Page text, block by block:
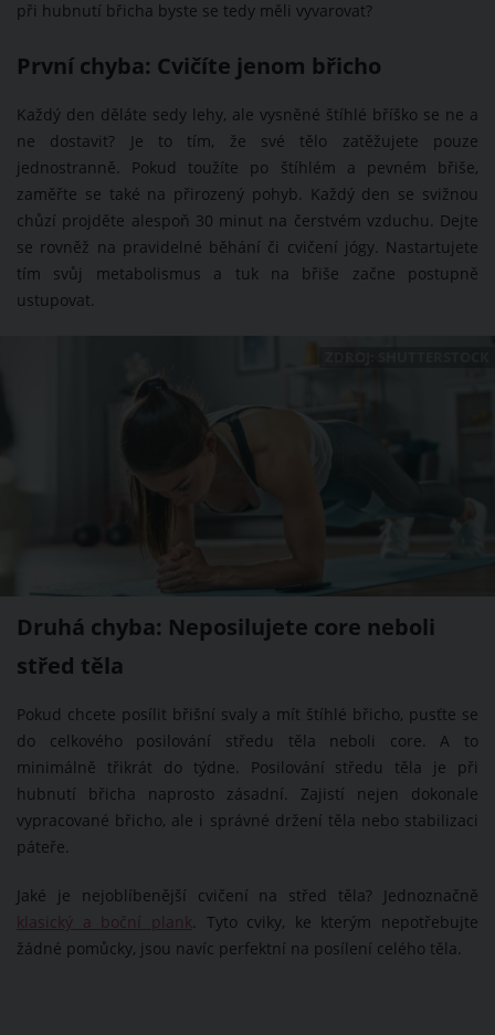
při hubnutí břicha byste se tedy měli vyvarovat?
První chyba: Cvičíte jenom břicho
Každý den děláte sedy lehy, ale vysněné štíhlé bříško se ne a
ne dostavit? Je to tím, že své tělo zatěžujete pouze
jednostranně. Pokud toužíte po štíhlém a pevném břiše,
zaměřte se také na přirozený pohyb. Každý den se svižnou
chůzí projděte alespoň 30 minut na čerstvém vzduchu. Dejte
se rovněž na pravidelné běhání či cvičení jógy. Nastartujete
tím svůj metabolismus a tuk na břiše začne postupně
ustupovat.
Druhá chyba: Neposilujete core neboli
střed těla
Pokud chcete posílit břišní svaly a mít štíhlé břicho, pusťte se
do celkového posilování středu těla neboli core. A to
minimálně třikrát do týdne. Posilování středu těla je při
hubnutí břicha naprosto zásadní. Zajistí nejen dokonale
vypracované břicho, ale i správné držení těla nebo stabilizaci
páteře.
Jaké je nejoblíbenější cvičení na střed těla? Jednoznačně
klasický a boční plank. Tyto cviky, ke kterým nepotřebujte
žádné pomůcky, jsou navíc perfektní na posílení celého těla.